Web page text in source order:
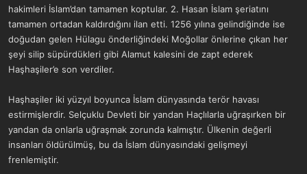
hakimleri İslam’dan tamamen koptular. 2. Hasan İslam şeriatını
tamamen ortadan kaldırdığını ilan etti. 1256 yılına gelindiğinde ise
doğudan gelen Hülagu önderliğindeki Moğollar önlerine çıkan her
şeyi silip süpürdükleri gibi Alamut kalesini de zapt ederek
Haşhaşiler’e son verdiler.
Haşhaşiler iki yüzyıl boyunca İslam dünyasında terör havası
estirmişlerdir. Selçuklu Devleti bir yandan Haçlılarla uğraşırken bir
yandan da onlarla uğraşmak zorunda kalmıştır. Ülkenin değerli
insanları öldürülmüş, bu da İslam dünyasındaki gelişmeyi
frenlemiştir.